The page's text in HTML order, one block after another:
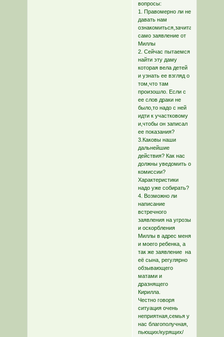
вопросы:
1. Правомерно ли не
давать нам
ознакомиться,зачитать
само заявление от
Миллы
2. Сейчас пытаемся
найти эту даму
которая вела детей
и узнать ее взгляд о
том,что там
произошло. Если с
ее слов драки не
было,то надо с ней
идти к участковому
и,чтобы он записал
ее показания?
3.Каковы наши
дальнейшие
действия? Как нас
должны уведомить о
комиссии?
Характеристики
надо уже собирать?
4. Возможно ли
написание
встречного
заявления на угрозы
и оскорбления
Миллы в адрес меня
и моего ребенка, а
так же заявление на
её сына, регулярно
обзывающего
матами и
дразнящего
Кирилла.
Честно говоря
ситуация очень
неприятная,семья у
нас благополучная,
пьющих/курящих/